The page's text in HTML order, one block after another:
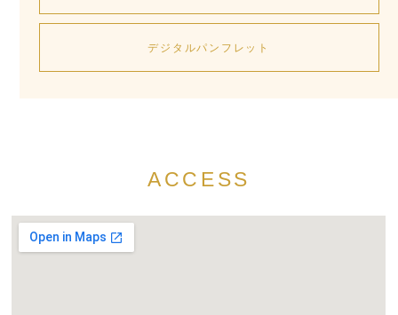
デジタルパンフレット
ACCESS